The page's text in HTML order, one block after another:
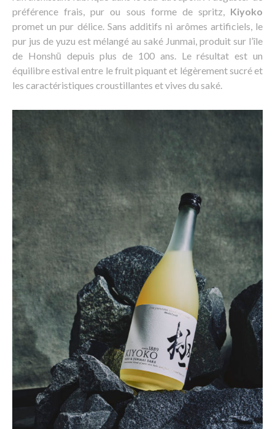
préférence frais, pur ou sous forme de spritz, Kiyoko
promet un pur délice. Sans additifs ni arômes artificiels, le
pur jus de yuzu est mélangé au saké Junmai, produit sur l’île
de Honshū depuis plus de 100 ans. Le résultat est un
équilibre estival entre le fruit piquant et légèrement sucré et
les caractéristiques croustillantes et vives du saké.